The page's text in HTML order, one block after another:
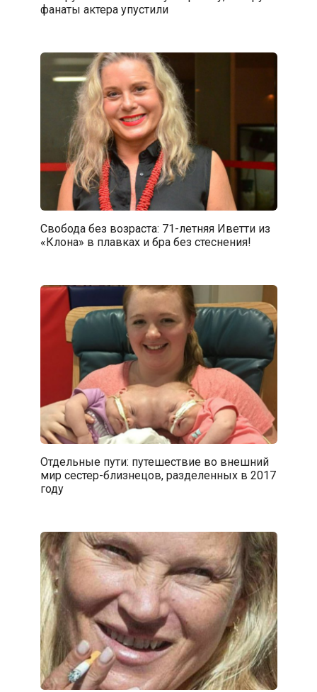
фанаты актера упустили
Свобода без возраста: 71-летняя Иветти из
«Клона» в плавках и бра без стеснения!
Отдельные пути: путешествие во внешний
мир сестер-близнецов, разделенных в 2017
году